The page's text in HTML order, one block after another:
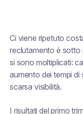
Ci viene ripetuto
reclutamento è sotto
si sono moltiplicati:
aumento dei tempi
scarsa visibilità.
I risultati del primo